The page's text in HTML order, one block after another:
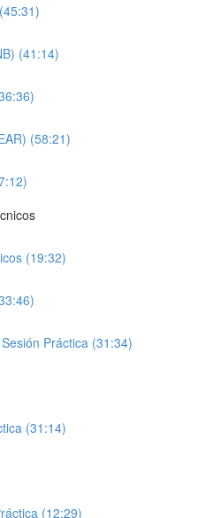
(41:14)
(58:21)
(19:32)
Práctica (31:34)
(31:14)
(12:29)